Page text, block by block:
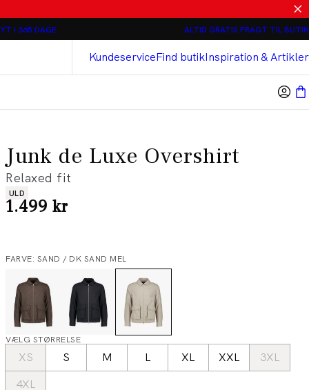
I 365 DAGE ALTID GRATIS FRAGT TIL BUTIK
KundeserviceFind butikInspiration & Artikler
Relaxed loose fit Chinos - 2 stk 800 kr
Cashmere Touch Bukser
Junk de Luxe Overshirt
Relaxed fit
Produkt egenskaber
ULD
I alt (inkl. rabat)
1.499 kr
FARVE: SAND / DK SAND MEL
VÆLG STØRRELSE
XS S M L XL XXL
3XL
4XL